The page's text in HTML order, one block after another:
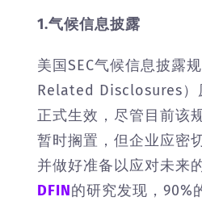
1.气候信息披露
美国SEC气候信息披露
Related Disclosures）
正式生效，尽管目前该
暂时搁置，但企业应密
并做好准备以应对未来
DFIN的研究发现，90%